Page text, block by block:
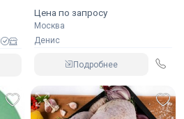
Цена по запросу
Москва
Денис
Подробнее